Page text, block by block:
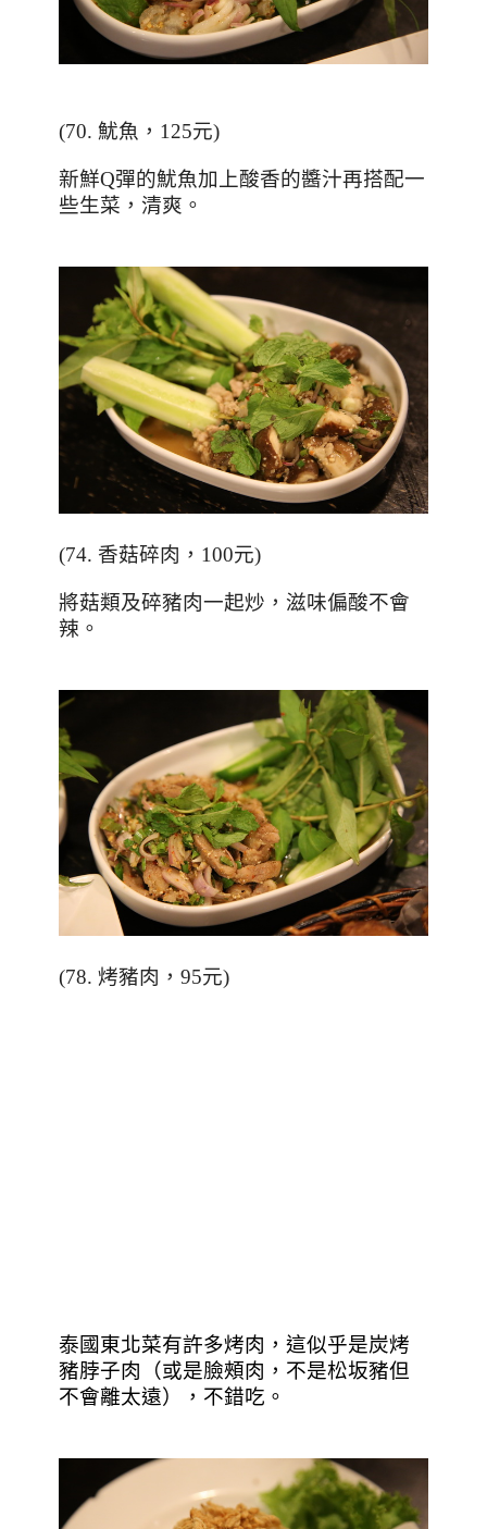
(70. 魷魚， 125元)
新鮮Q彈的魷魚加上酸香的醬汁再搭配一
些生菜，清爽。
(74. 香菇碎肉， 100元)
將菇類及碎豬肉一起炒，滋味偏酸不會
辣。
(78. 烤豬肉， 95元)
泰國東北菜有許多烤肉，這似乎是炭烤
豬脖子肉（或是臉頰肉，不是松坂豬但
不會離太遠），不錯吃。